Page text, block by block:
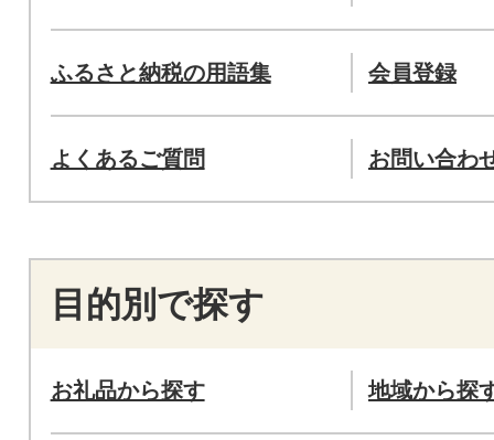
ふるさと納税の用語集 会員登録
よくあるご質問 お問い合わ
目的別で探す
お礼品から探す 地域から探